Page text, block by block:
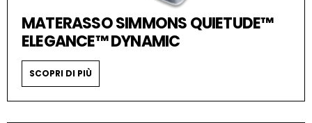
MATERASSO SIMMONS QUIETUDE™
ELEGANCE™ DYNAMIC
SCOPRI DI PIÙ